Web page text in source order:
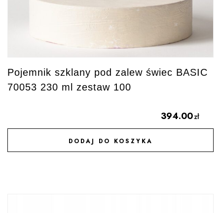
Pojemnik szklany pod zalew świec BASIC
70053 230 ml zestaw 100
394.00zł
DODAJ DO KOSZYKA
DODAJ DO ULUBIONYCH